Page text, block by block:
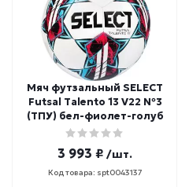
Мяч футзальный SELECT
Futsal Talento 13 V22 №3
(ТПУ) бел-фиолет-голуб
3 993 ₽ /шт.
Код товара: spt0043137